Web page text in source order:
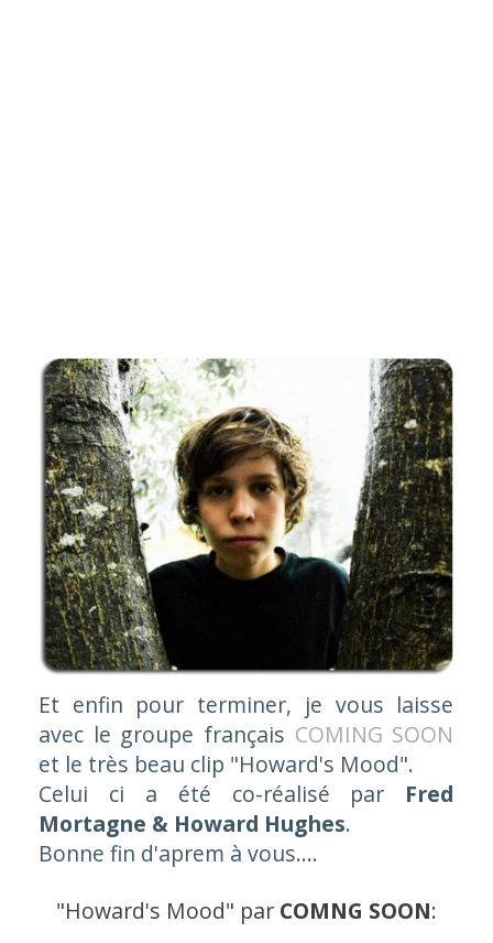
Et enfin pour terminer, je vous laisse
avec le groupe français COMING SOON
et le très beau clip "Howard's Mood".
Celui ci a été co-réalisé par Fred
Mortagne & Howard Hughes.
Bonne fin d'aprem à vous....
"Howard's Mood" par COMNG SOON: